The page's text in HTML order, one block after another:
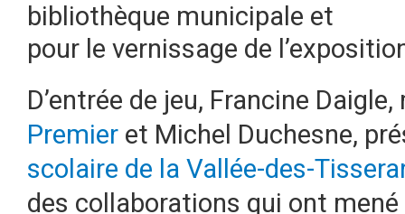
bibliothèque municipale et
pour le vernissage de
D’entrée de jeu, Francine
Premier et Michel Duchesne,
scolaire de la Vallée-des-
des collaborations qui ont